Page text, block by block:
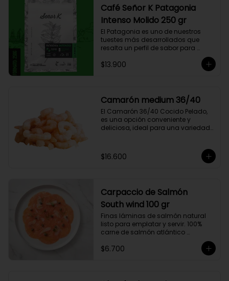
Lo diseñamos intencionalmente
para resaltar la intensidad y
generar una gran sinergia si se
añade leche. Se trata de un Blend
con un rico sabor achocolatado.
Café Señor K Patagonia
Intenso Molido 250 gr
El Patagonia es uno de nuestros
tuestes más desarrollados que
resalta un perfil de sabor para
intenso único y con exquisito
Lo diseñamos intencionalmente
para resaltar la intensidad y
generar una gran sinergia si se
añade leche. Se trata de un Blend
con un rico sabor achocolatado.
$13.900
Camarón medium 36/40
El Camarón 36/40 Cocido Pelado,
es una opción conveniente y
deliciosa, ideal para una variedad
camarones son perfectos para
ensaladas, pastas, arroces y
Ricos en proteínas y listos para
comer, son una opción rápida y
nutritiva que añade un toque
gourmet a tus comidas.
$16.600
Carpaccio de Salmón
South wind 100 gr
Finas láminas de salmón natural
listo para emplatar y servir. 100%
carne de salmón atlántico
$6.700